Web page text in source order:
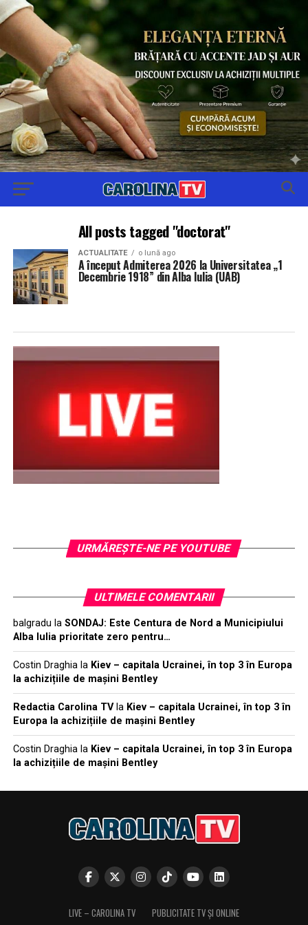
All posts tagged "doctorat"
ACTUALITATE o lună ago
A început Admiterea 2026 la Universitatea „1
Decembrie 1918” din Alba Iulia (UAB)
URMĂREŞTE-NE PE YOUTUBE
ULTIMELE COMENTARII
balgradu la SONDAJ: Este Centura de Nord a Municipiului
Alba Iulia prioritate zero pentru…
Costin Draghiala Kiev – capitala Ucrainei, în top 3 în Europa
la achizițiile de mașini Bentley
Redactia Carolina TVla Kiev – capitala Ucrainei, în top 3 în
Europa la achizițiile de mașini Bentley
Costin Draghiala Kiev – capitala Ucrainei, în top 3 în Europa
la achizițiile de mașini Bentley
LIVE – CAROLINA TV
PUBLICITATE TV ȘI ONLINE